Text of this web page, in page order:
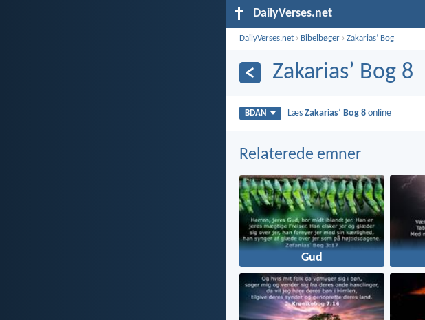
DailyVerses.net
DailyVerses.net › Bibelbøger ›Zakariasʼ Bog
Zakariasʼ Bog 8
BDAN LæsZakariasʼ Bog 8 online
Relaterede emner
Gud